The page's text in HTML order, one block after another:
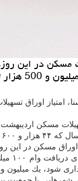
امتیاز اوراق
اوراق اسفند ماه سال ۱۳۹۶ هم ۴۵ هزار و ۱۰۰ تومان قیمت خورد.
از ۴۵ هزار تومان است.
۴۵ هزار تومان است در این گزارش با